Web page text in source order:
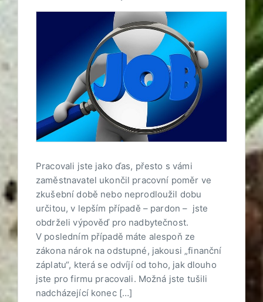
Pracovali jste jako ďas, přesto s vámi
zaměstnavatel ukončil pracovní poměr ve
zkušební době nebo neprodloužil dobu
určitou, v lepším případě – pardon – jste
obdrželi výpověď pro nadbytečnost.
V posledním případě máte alespoň ze
zákona nárok na odstupné, jakousi „finanční
záplatu“, která se odvíjí od toho, jak dlouho
jste pro firmu pracovali. Možná jste tušili
nadcházející konec […]